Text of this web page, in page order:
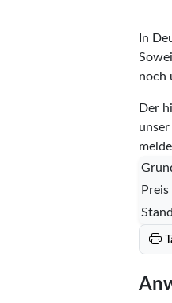
In
noch
Der